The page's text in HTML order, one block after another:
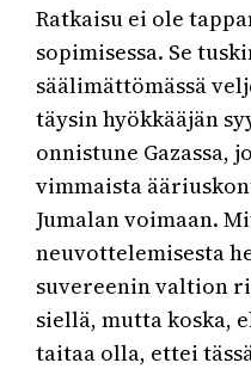
Ratkaisu ei ole
sopimisessa. Se
säälimättömässä
täysin hyökkääjän
onnistune Gazassa,
vimmaista
Jumalan voimaan.
neuvottelemisesta
suvereenin valtion
siellä, mutta koska,
taitaa olla, ettei